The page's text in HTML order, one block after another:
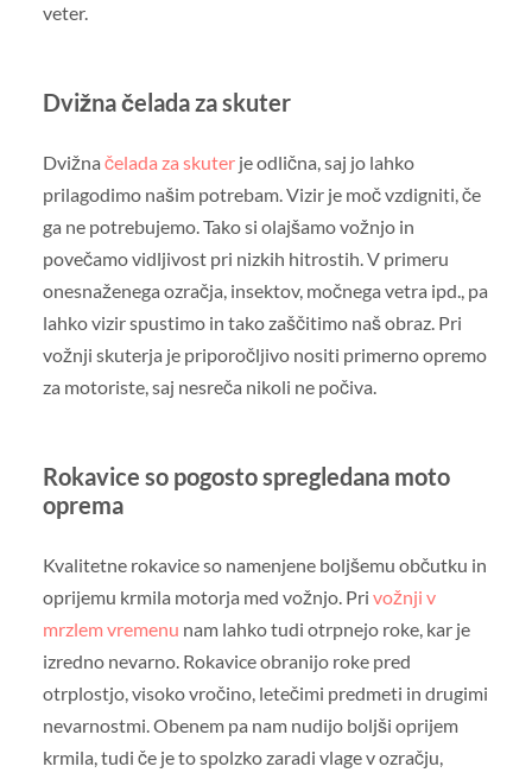
veter.
Dvižna čelada za skuter
Dvižna čelada za skuterje odlična, saj jo lahko
prilagodimo našim potrebam. Vizir je moč vzdigniti, če
ga ne potrebujemo. Tako si olajšamo vožnjo in
povečamo vidljivost pri nizkih hitrostih. V primeru
onesnaženega ozračja, insektov, močnega vetra ipd., pa
lahko vizir spustimo in tako zaščitimo naš obraz. Pri
vožnji skuterja je priporočljivo nositi primerno opremo
za motoriste, saj nesreča nikoli ne počiva.
Rokavice so pogosto spregledana moto
oprema
Kvalitetne rokavice so namenjene boljšemu občutku in
oprijemu krmila motorja med vožnjo. Pri vožnji v
mrzlem vremenu nam lahko tudi otrpnejo roke, kar je
izredno nevarno. Rokavice obranijo roke pred
otrplostjo, visoko vročino, letečimi predmeti in drugimi
nevarnostmi. Obenem pa nam nudijo boljši oprijem
krmila, tudi če je to spolzko zaradi vlage v ozračju,